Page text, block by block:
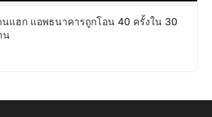
แฮก แอพธนาคารถูกโอน 40 ครั้งใน 30
น